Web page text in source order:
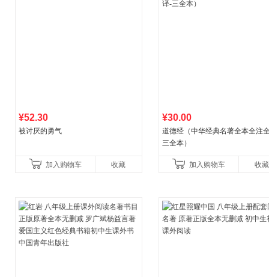
¥52.30
被讨厌的勇气
加入购物车 收藏
¥30.00
道德经（中华经典名著全本全注
三全本）
加入购物车 收藏